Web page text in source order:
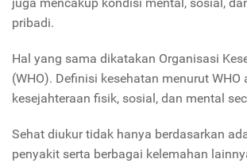
pribadi.
Hal yang sama dikatakan Organisasi
(WHO). Definisi kesehatan menurut WHO
kesejahteraan fisik, sosial, dan mental
Sehat diukur tidak hanya berdasarkan
penyakit serta berbagai kelemahan